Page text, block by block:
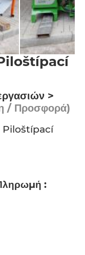
>
/ Προσφορά)
Piloštípací
: